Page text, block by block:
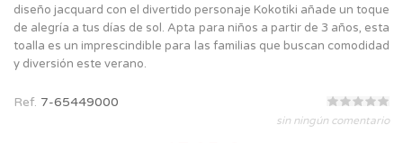
diseño jacquard con el divertido personaje Kokotiki añade un toque
de alegría a tus días de sol. Apta para niños a partir de 3 años, esta
toalla es un imprescindible para las familias que buscan comodidad
y diversión este verano.
Ref. 7-65449000
sin ningún comentario